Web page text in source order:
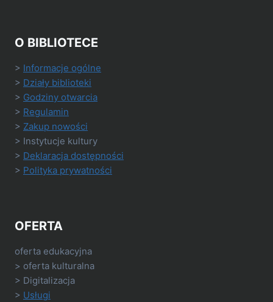
O BIBLIOTECE
> Informacje ogólne
> Działy biblioteki
> Godziny otwarcia
> Regulamin
> Zakup nowości
> Instytucje kultury
> Deklaracja dostępności
> Polityka prywatności
OFERTA
oferta edukacyjna
> oferta kulturalna
> Digitalizacja
> Usługi